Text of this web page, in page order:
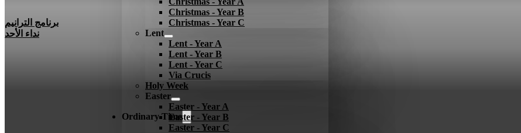
Christmas - Year B
Christmas - Year C
Lent
Lent - Year A
Lent - Year B
Lent - Year C
Via Crucis
Holy Week
Easter
Easter - Year A
Easter - Year B
Easter - Year C
Ordinary Time
برنامج الترانيم
نداء الأحد